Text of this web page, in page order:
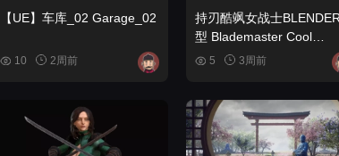
【UE】车库_02 Garage_02
10 2周前
持刃酷飒女战士
型 Blademaster Cool
Female Warrior Blender
5 3周前